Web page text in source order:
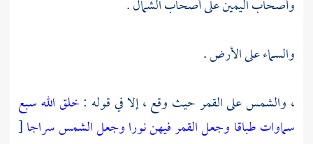
وأصحاب اليمين على أصحاب الشمال .
والسماء على الأرض .
، والشمس على القمر حيث وقع ، إلا في قوله :خلق الله سبع
سماوات طباقا وجعل القمر فيهن نورا وجعل الشمس سراجا[